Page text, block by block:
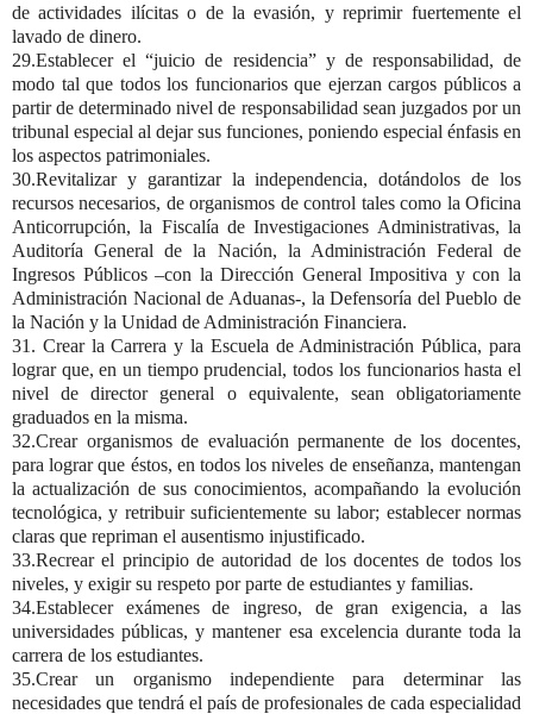
de actividades ilícitas o de la evasión, y reprimir fuertemente el
lavado de dinero.
29.Establecer el “juicio de residencia” y de responsabilidad, de
modo tal que todos los funcionarios que ejerzan cargos públicos a
partir de determinado nivel de responsabilidad sean juzgados por un
tribunal especial al dejar sus funciones, poniendo especial énfasis en
los aspectos patrimoniales.
30.Revitalizar y garantizar la independencia, dotándolos de los
recursos necesarios, de organismos de control tales como la Oficina
Anticorrupción, la Fiscalía de Investigaciones Administrativas, la
Auditoría General de la Nación, la Administración Federal de
Ingresos Públicos –con la Dirección General Impositiva y con la
Administración Nacional de Aduanas-, la Defensoría del Pueblo de
la Nación y la Unidad de Administración Financiera.
31. Crear la Carrera y la Escuela de Administración Pública, para
lograr que, en un tiempo prudencial, todos los funcionarios hasta el
nivel de director general o equivalente, sean obligatoriamente
graduados en la misma.
32.Crear organismos de evaluación permanente de los docentes,
para lograr que éstos, en todos los niveles de enseñanza, mantengan
la actualización de sus conocimientos, acompañando la evolución
tecnológica, y retribuir suficientemente su labor; establecer normas
claras que repriman el ausentismo injustificado.
33.Recrear el principio de autoridad de los docentes de todos los
niveles, y exigir su respeto por parte de estudiantes y familias.
34.Establecer exámenes de ingreso, de gran exigencia, a las
universidades públicas, y mantener esa excelencia durante toda la
carrera de los estudiantes.
35.Crear un organismo independiente para determinar las
necesidades que tendrá el país de profesionales de cada especialidad